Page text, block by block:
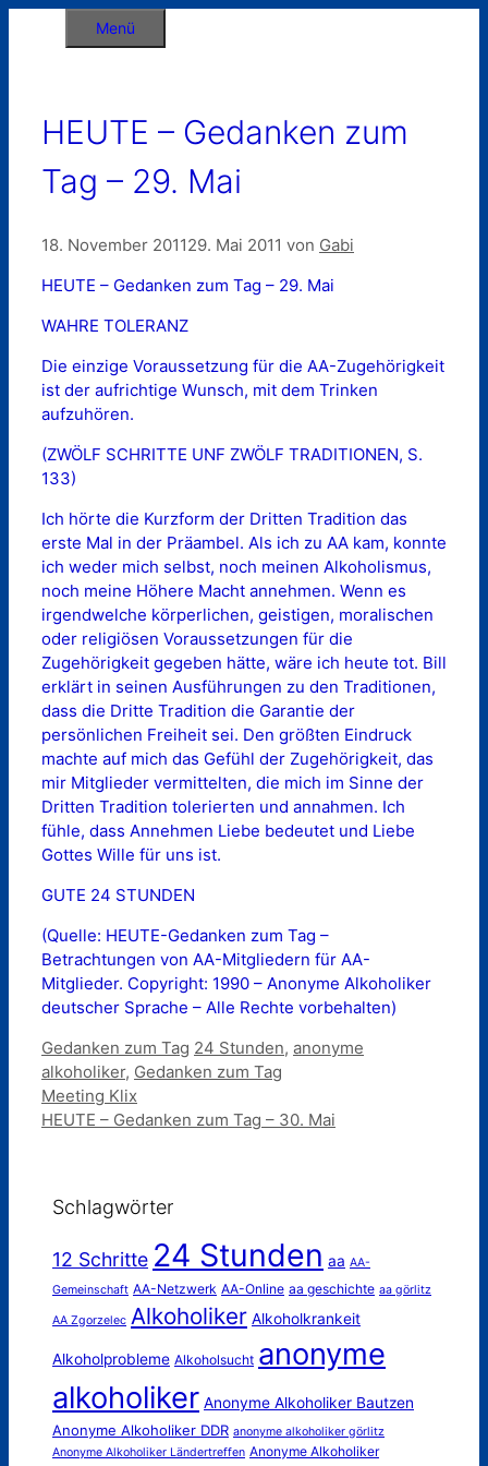
Menü
HEUTE – Gedanken zum
Tag – 29. Mai
18. November 201129. Mai 2011 von Gabi
HEUTE – Gedanken zum Tag – 29. Mai
WAHRE TOLERANZ
Die einzige Voraussetzung für die AA-Zugehörigkeit
ist der aufrichtige Wunsch, mit dem Trinken
aufzuhören.
(ZWÖLF SCHRITTE UNF ZWÖLF TRADITIONEN, S.
133)
Ich hörte die Kurzform der Dritten Tradition das
erste Mal in der Präambel. Als ich zu AA kam, konnte
ich weder mich selbst, noch meinen Alkoholismus,
noch meine Höhere Macht annehmen. Wenn es
irgendwelche körperlichen, geistigen, moralischen
oder religiösen Voraussetzungen für die
Zugehörigkeit gegeben hätte, wäre ich heute tot. Bill
erklärt in seinen Ausführungen zu den Traditionen,
dass die Dritte Tradition die Garantie der
persönlichen Freiheit sei. Den größten Eindruck
machte auf mich das Gefühl der Zugehörigkeit, das
mir Mitglieder vermittelten, die mich im Sinne der
Dritten Tradition tolerierten und annahmen. Ich
fühle, dass Annehmen Liebe bedeutet und Liebe
Gottes Wille für uns ist.
GUTE 24 STUNDEN
(Quelle: HEUTE-Gedanken zum Tag –
Betrachtungen von AA-Mitgliedern für AA-
Mitglieder. Copyright: 1990 – Anonyme Alkoholiker
deutscher Sprache – Alle Rechte vorbehalten)
Kategorien
Gedanken zum Tag Schlagwörter
24 Stunden, anonyme
alkoholiker, Gedanken zum Tag
Meeting Klix
HEUTE – Gedanken zum Tag – 30. Mai
Schlagwörter
12 Schritte 24 Stunden aa AA-
Gemeinschaft AA-Netzwerk AA-Online aa geschichte aa görlitz
AA Zgorzelec Alkoholiker Alkoholkrankeit
Alkoholprobleme Alkoholsucht anonyme
alkoholiker Anonyme Alkoholiker Bautzen
Anonyme Alkoholiker DDR anonyme alkoholiker görlitz
Anonyme Alkoholiker Ländertreffen Anonyme Alkoholiker